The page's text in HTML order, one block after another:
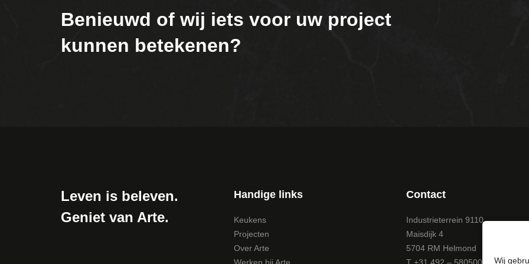
Wij
Benieuwd of wij iets voor uw project
kunnen betekenen?
Leven is beleven.
Geniet van Arte.
Handige links
Keukens
Projecten
Over Arte
Contact
Industrieterrein 9110
Maisdijk 4
5704 RM Helmond